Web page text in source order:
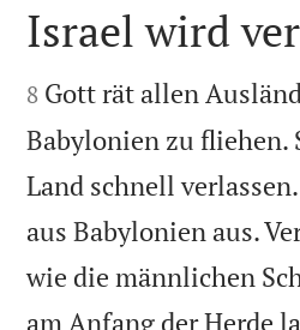

Israel wird

8 Gott rät allen
Babylonien zu fliehen.
Land schnell
aus Babylonien aus.
wie die männlichen
am Anfang der Herde